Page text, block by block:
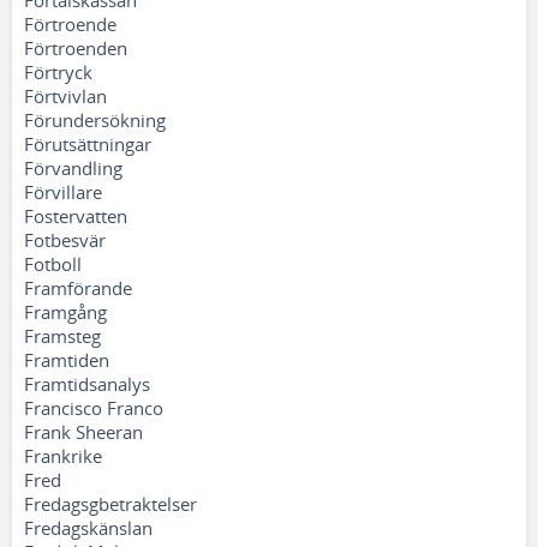
Förtroende
Förtroenden
Förtryck
Förtvivlan
Förundersökning
Förutsättningar
Förvandling
Förvillare
Fostervatten
Fotbesvär
Fotboll
Framförande
Framgång
Framsteg
Framtiden
Framtidsanalys
Francisco Franco
Frank Sheeran
Frankrike
Fred
Fredagsgbetraktelser
Fredagskänslan